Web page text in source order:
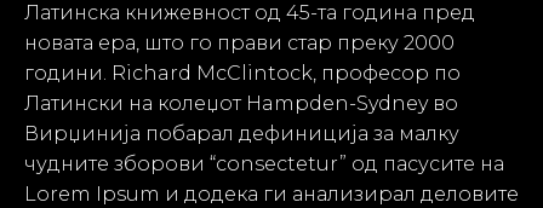
Латинска книжевност од 45-та година пред
новата ера, што го прави стар преку 2000
години. Richard McClintock, професор по
Латински на колеџот Hampden-Sydney во
Вирџинија побарал дефиниција за малку
чудните зборови “consectetur” од пасусите на
Lorem Ipsum и додека ги анализирал деловите